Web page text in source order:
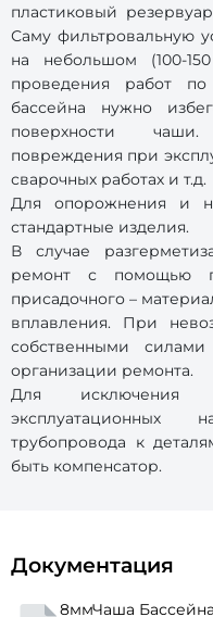
пластиковый
Саму фильтровальную
на небольшом (100-
проведения работ
бассейна нужно
поверхности
повреждения при
сварочных работах и т.д.
Для опорожнения и
стандартные изделия.
В случае
ремонт с помощью
присадочного –
вплавления. При
собственными
организации ремонта.
Для исключения
эксплуатационных
трубопровода к
быть компенсатор.
Документация
8ммЧаша